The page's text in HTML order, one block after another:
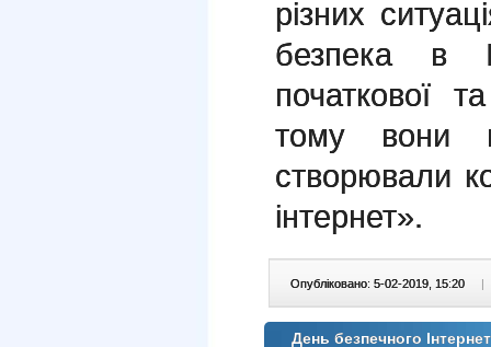
різних
безпека в
початкової
тому вони
створювали
інтернет».
Опубліковано: 5-02-2019, 15:20 |
День безпечного